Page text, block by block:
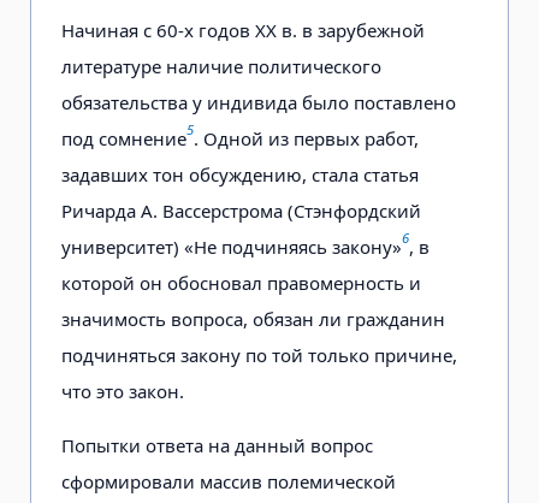
Начиная с 60-х годов XX в. в зарубежной
литературе наличие политического
обязательства у индивида было поставлено
под сомнение5. Одной из первых работ,
задавших тон обсуждению, стала статья
Ричарда А. Вассерстрома (Стэнфордский
университет) «Не подчиняясь закону»6, в
которой он обосновал правомерность и
значимость вопроса, обязан ли гражданин
подчиняться закону по той только причине,
что это закон.
Попытки ответа на данный вопрос
сформировали массив полемической